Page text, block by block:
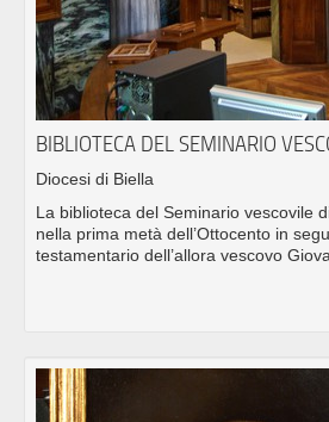
BIBLIOTECA DEL SEMINARIO
Diocesi di Biella
La biblioteca del Seminario vescovile
nella prima metà dell’Ottocento in
testamentario dell’allora vescovo